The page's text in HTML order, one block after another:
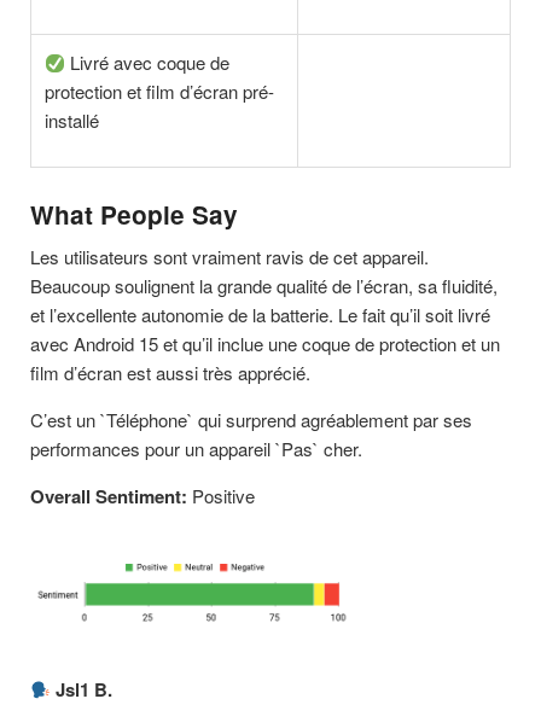
Livré avec coque de
protection et film d’écran pré-
installé
What People Say
Les utilisateurs sont vraiment ravis de cet appareil.
Beaucoup soulignent la grande qualité de l’écran, sa fluidité,
et l’excellente autonomie de la batterie. Le fait qu’il soit livré
avec Android 15 et qu’il inclue une coque de protection et un
film d’écran est aussi très apprécié.
C’est un `Téléphone` qui surprend agréablement par ses
performances pour un appareil `Pas` cher.
Overall Sentiment: Positive
Jsl1 B.